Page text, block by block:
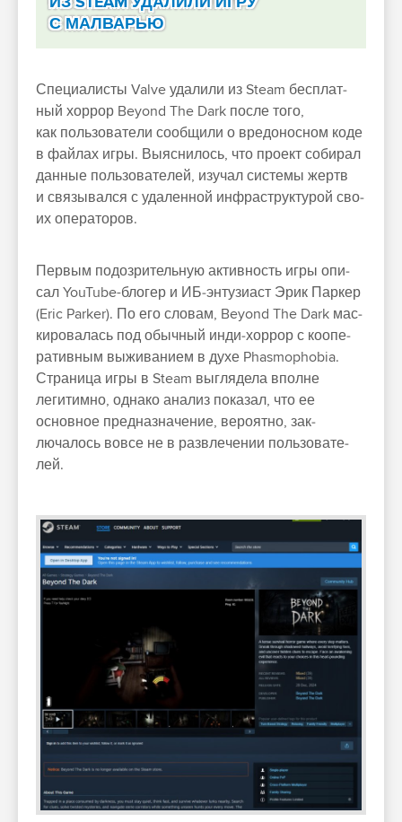
С МАЛВАРЬЮ
Спе­циалис­ты Valve уда­лили из Steam бес­плат­
ный хор­рор Beyond The Dark пос­ле того,
как поль­зовате­ли сооб­щили о вре­донос­ном коде
в фай­лах игры. Выяс­нилось, что про­ект собирал
дан­ные поль­зовате­лей, изу­чал сис­темы жертв
и свя­зывал­ся с уда­лен­ной инфраструк­турой сво­
их опе­рато­ров.
Пер­вым подоз­ритель­ную активность игры опи­
сал YouTube-бло­гер и ИБ‑энту­зиаст Эрик Пар­кер
(Eric Parker). По его сло­вам, Beyond The Dark мас­
кирова­лась под обыч­ный инди‑хор­рор с коопе­
ратив­ным выжива­нием в духе Phasmophobia.
Стра­ница игры в Steam выг­лядела впол­не
легитим­но, одна­ко ана­лиз показал, что ее
основное пред­назна­чение, веро­ятно, зак­
лючалось вов­се не в раз­вле­чении поль­зовате­
лей.